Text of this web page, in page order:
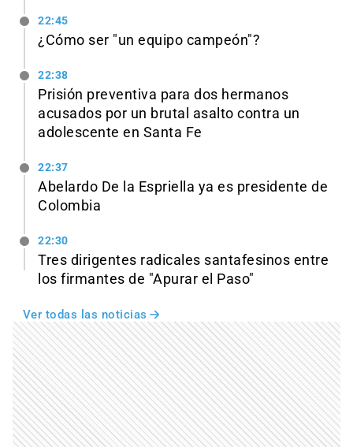
22:45
¿Cómo ser "un equipo campeón"?
22:38
Prisión preventiva para dos hermanos
acusados por un brutal asalto contra un
adolescente en Santa Fe
22:37
Abelardo De la Espriella ya es presidente de
Colombia
22:30
Tres dirigentes radicales santafesinos entre
los firmantes de "Apurar el Paso"
Ver todas las noticias